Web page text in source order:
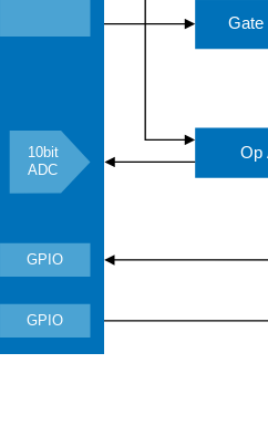
Gate
Op
10bit
ADC
GPIO
GPIO